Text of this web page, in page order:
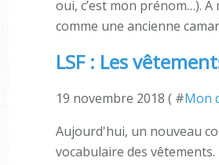
oui, c’est mon prénom…).
comme une ancienne
LSF : Les
19 novembre 2018 ( #Mon
Aujourd'hui, un nouveau
vocabulaire des